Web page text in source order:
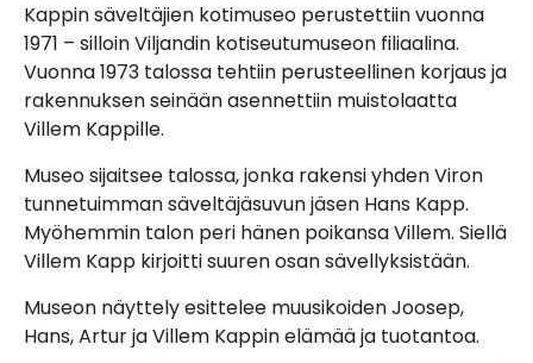
Kappin säveltäjien kotimuseo perustettiin vuonna
1971 – silloin Viljandin kotiseutumuseon filiaalina.
Vuonna 1973 talossa tehtiin perusteellinen korjaus ja
rakennuksen seinään asennettiin muistolaatta
Villem Kappille.
Museo sijaitsee talossa, jonka rakensi yhden Viron
tunnetuimman säveltäjäsuvun jäsen Hans Kapp.
Myöhemmin talon peri hänen poikansa Villem. Siellä
Villem Kapp kirjoitti suuren osan sävellyksistään.
Museon näyttely esittelee muusikoiden Joosep,
Hans, Artur ja Villem Kappin elämää ja tuotantoa.